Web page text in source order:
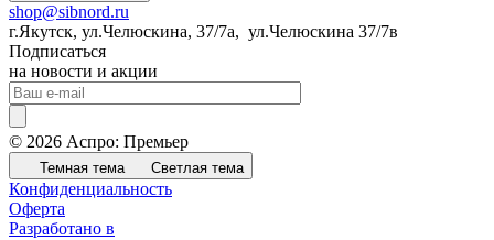
shop@sibnord.ru
​г.Якутск, ул.Челюскина, 37/7а, ул.Челюскина 37/7в
Подписаться
на новости и акции
© 2026 Аспро: Премьер
Темная тема Светлая тема
Конфиденциальность
Оферта
Разработано в